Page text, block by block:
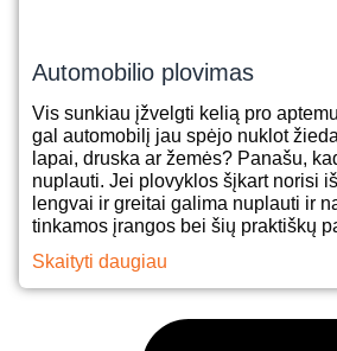
Automobilio plovimas
Vis sunkiau įžvelgti kelią pro
gal automobilį jau spėjo nuklot
lapai, druska ar žemės? Panašu,
nuplauti. Jei plovyklos šįkart norisi
lengvai ir greitai galima nuplauti ir
tinkamos įrangos bei šių praktiškų
Skaityti daugiau